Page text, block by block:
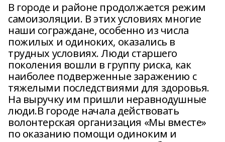
В городе и районе продолжается режим
самоизоляции. В этих условиях многие
наши сограждане, особенно из числа
пожилых и одиноких, оказались в
трудных условиях. Люди старшего
поколения вошли в группу риска, как
наиболее подверженные заражению с
тяжелыми последствиями для здоровья.
На выручку им пришли неравнодушные
люди.В городе начала действовать
волонтерская организация «Мы вместе»
по оказанию помощи одиноким и